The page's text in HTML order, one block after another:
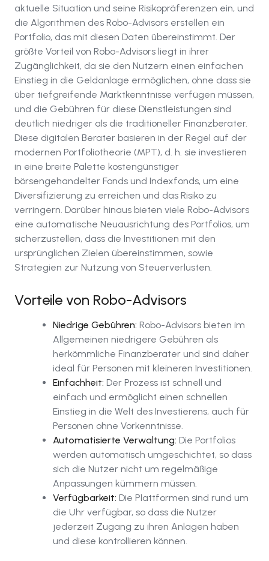
aktuelle Situation und seine Risikopräferenzen ein, und
die Algorithmen des Robo-Advisors erstellen ein
Portfolio, das mit diesen Daten übereinstimmt. Der
größte Vorteil von Robo-Advisors liegt in ihrer
Zugänglichkeit, da sie den Nutzern einen einfachen
Einstieg in die Geldanlage ermöglichen, ohne dass sie
über tiefgreifende Marktkenntnisse verfügen müssen,
und die Gebühren für diese Dienstleistungen sind
deutlich niedriger als die traditioneller Finanzberater.
Diese digitalen Berater basieren in der Regel auf der
modernen Portfoliotheorie (MPT), d. h. sie investieren
in eine breite Palette kostengünstiger
börsengehandelter Fonds und Indexfonds, um eine
Diversifizierung zu erreichen und das Risiko zu
verringern. Darüber hinaus bieten viele Robo-Advisors
eine automatische Neuausrichtung des Portfolios, um
sicherzustellen, dass die Investitionen mit den
ursprünglichen Zielen übereinstimmen, sowie
Strategien zur Nutzung von Steuerverlusten.
Vorteile von Robo-Advisors
Niedrige Gebühren: Robo-Advisors bieten im
Allgemeinen niedrigere Gebühren als
herkömmliche Finanzberater und sind daher
ideal für Personen mit kleineren Investitionen.
Einfachheit: Der Prozess ist schnell und
einfach und ermöglicht einen schnellen
Einstieg in die Welt des Investierens, auch für
Personen ohne Vorkenntnisse.
Automatisierte Verwaltung: Die Portfolios
werden automatisch umgeschichtet, so dass
sich die Nutzer nicht um regelmäßige
Anpassungen kümmern müssen.
Verfügbarkeit: Die Plattformen sind rund um
die Uhr verfügbar, so dass die Nutzer
jederzeit Zugang zu ihren Anlagen haben
und diese kontrollieren können.